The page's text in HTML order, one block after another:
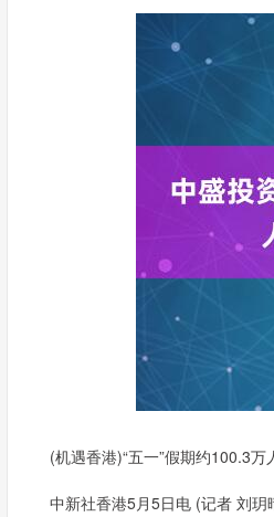
(机遇香港)“五一”假期约100.3万
中新社香港5月5日电 (记者 刘玥